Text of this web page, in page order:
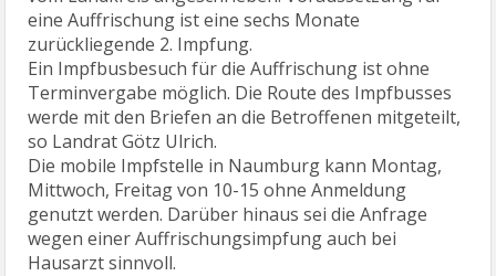
eine Auffrischung ist eine sechs Monate
zurückliegende 2. Impfung.
Ein Impfbusbesuch für die Auffrischung ist ohne
Terminvergabe möglich. Die Route des Impfbusses
werde mit den Briefen an die Betroffenen mitgeteilt,
so Landrat Götz Ulrich.
Die mobile Impfstelle in Naumburg kann Montag,
Mittwoch, Freitag von 10-15 ohne Anmeldung
genutzt werden. Darüber hinaus sei die Anfrage
wegen einer Auffrischungsimpfung auch bei
Hausarzt sinnvoll.